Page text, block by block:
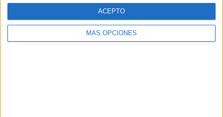
MÁS OPCIONES
ACEPTO